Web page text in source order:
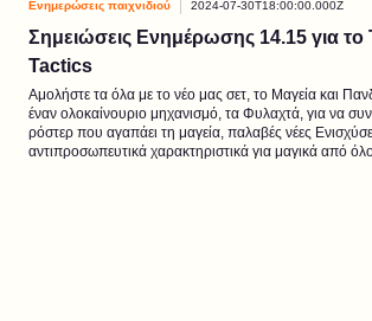
Ενημερώσεις παιχνιδιού 2024-07-30T18:00:00.000Z
Σημειώσεις Ενημέρωσης 14.15 για το
Tactics
Αμολήστε τα όλα με το νέο μας σετ, το Μαγεία και
έναν ολοκαίνουριο μηχανισμό, τα Φυλαχτά, για να
ρόστερ που αγαπάει τη μαγεία, παλαβές νέες
αντιπροσωπευτικά χαρακτηριστικά για μαγικά από